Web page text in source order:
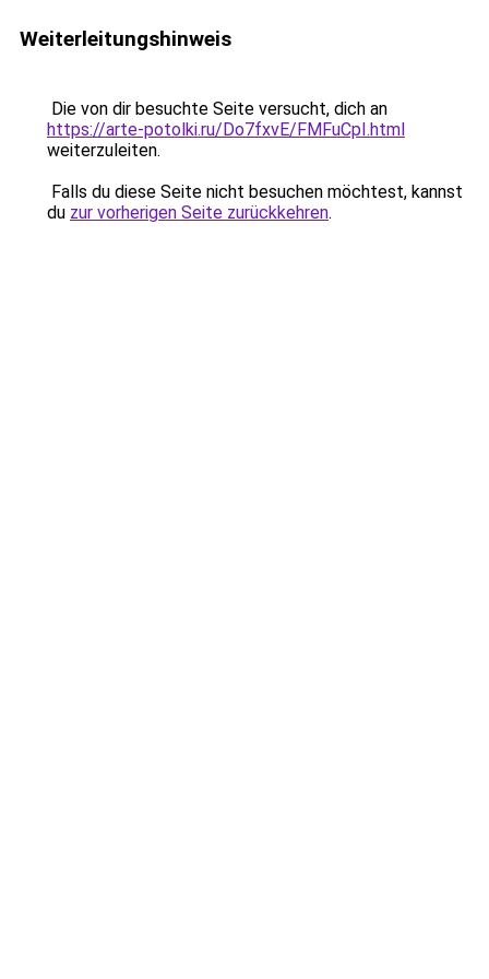
Weiterleitungshinweis
Die von dir besuchte Seite versucht, dich an
https://arte-potolki.ru/Do7fxvE/FMFuCpI.html
weiterzuleiten.
Falls du diese Seite nicht besuchen möchtest, kannst
du zur vorherigen Seite zurückkehren.